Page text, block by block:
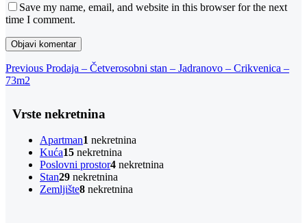
Save my name, email, and website in this browser for the next
time I comment.
Navigacija
objava
Previous
Post
Previous Prodaja – Četverosobni stan – Jadranovo – Crikvenica –
73m2
Vrste nekretnina
Apartman1 nekretnina
Kuća15 nekretnina
Poslovni prostor4 nekretnina
Stan29 nekretnina
Zemljište8 nekretnina